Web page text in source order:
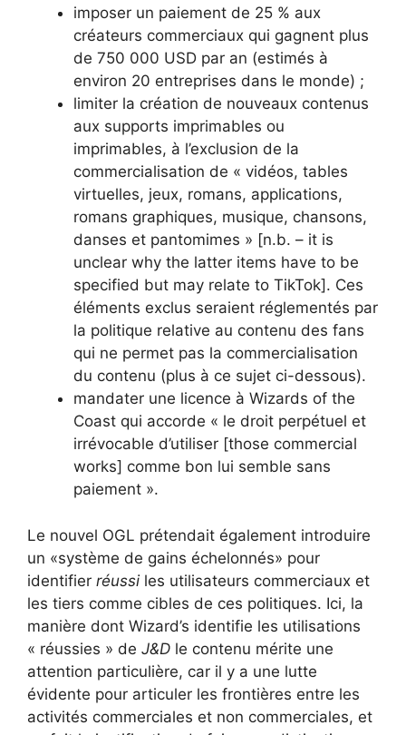
imposer un paiement de 25 % aux
créateurs commerciaux qui gagnent plus
de 750 000 USD par an (estimés à
environ 20 entreprises dans le monde) ;
limiter la création de nouveaux contenus
aux supports imprimables ou
imprimables, à l’exclusion de la
commercialisation de « vidéos, tables
virtuelles, jeux, romans, applications,
romans graphiques, musique, chansons,
danses et pantomimes » [n.b. – it is
unclear why the latter items have to be
specified but may relate to TikTok]. Ces
éléments exclus seraient réglementés par
la politique relative au contenu des fans
qui ne permet pas la commercialisation
du contenu (plus à ce sujet ci-dessous).
mandater une licence à Wizards of the
Coast qui accorde « le droit perpétuel et
irrévocable d’utiliser [those commercial
works] comme bon lui semble sans
paiement ».
Le nouvel OGL prétendait également introduire
un «système de gains échelonnés» pour
identifier réussi les utilisateurs commerciaux et
les tiers comme cibles de ces politiques. Ici, la
manière dont Wizard’s identifie les utilisations
« réussies » de J&D le contenu mérite une
attention particulière, car il y a une lutte
évidente pour articuler les frontières entre les
activités commerciales et non commerciales, et